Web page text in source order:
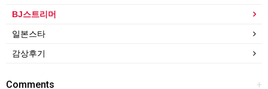
BJ스트리머
일본스타
감상후기
+
Comments